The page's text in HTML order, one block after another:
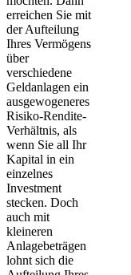
erreichen Sie mit
der Aufteilung
Ihres Vermögens
über
verschiedene
Geldanlagen ein
ausgewogeneres
Risiko-Rendite-
Verhältnis, als
wenn Sie all Ihr
Kapital in ein
einzelnes
Investment
stecken. Doch
auch mit
kleineren
Anlagebeträgen
lohnt sich die